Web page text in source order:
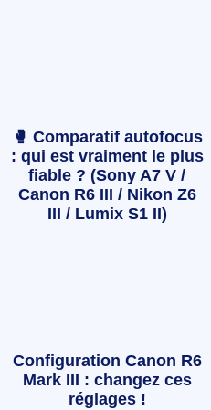
🥊 Comparatif autofocus
: qui est vraiment le plus
fiable ? (Sony A7 V /
Canon R6 III / Nikon Z6
III / Lumix S1 II)
Configuration Canon R6
Mark III : changez ces
réglages !